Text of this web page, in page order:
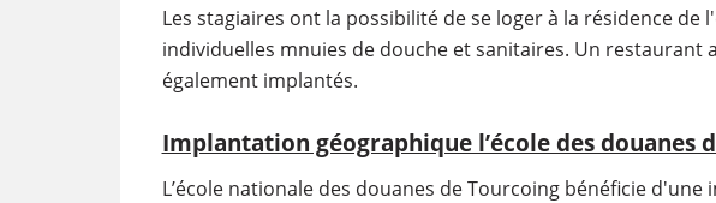
Les stagiaires ont la possibilité de se loger à la résidence de
individuelles mnuies de douche et sanitaires. Un
également implantés.
Implantation géographique l’école des douanes
L’école nationale des douanes de Tourcoing bénéficie